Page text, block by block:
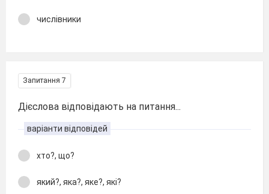
числівники
Запитання 7
Дієслова відповідають на питання...
варіанти відповідей
хто?, що?
який?, яка?, яке?, які?